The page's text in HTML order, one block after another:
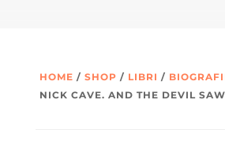
HOME / SHOP / LIBRI /
NICK CAVE. AND THE DEVIL